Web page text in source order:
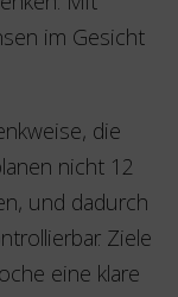
im Gesicht
die
nicht 12
und dadurch
Ziele
eine klare